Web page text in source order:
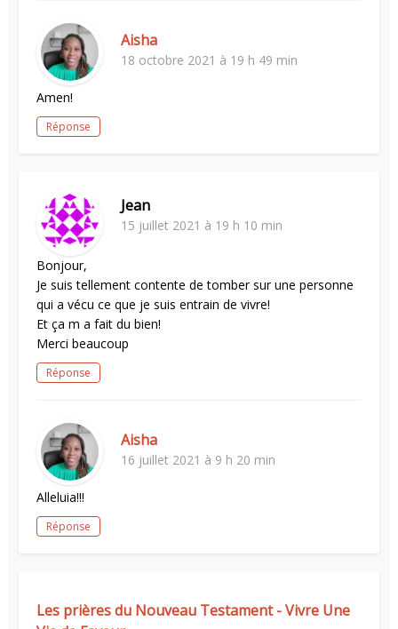
Aisha
18 octobre 2021 à 19 h 49 min
Amen!
Réponse
Jean
15 juillet 2021 à 19 h 10 min
Bonjour,
Je suis tellement contente de tomber sur une personne
qui a vécu ce que je suis entrain de vivre!
Et ça m a fait du bien!
Merci beaucoup
Réponse
Aisha
16 juillet 2021 à 9 h 20 min
Alleluia!!!
Réponse
Les prières du Nouveau Testament - Vivre Une